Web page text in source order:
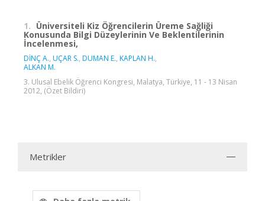
1. Üniversiteli Kiz Öğrencilerin Üreme Sağliği
Konusunda Bilgi Düzeylerinin Ve Beklentilerinin
İncelenmesi,
DİNÇ A., UÇAR S., DUMAN E., KAPLAN H.,
ALKAN M.
3. Ulusal Ebelik Öğrenci Kongresi, Malatya, Türkiye, 11 - 13 Nisan
2012, (Özet Bildiri)
Metrikler